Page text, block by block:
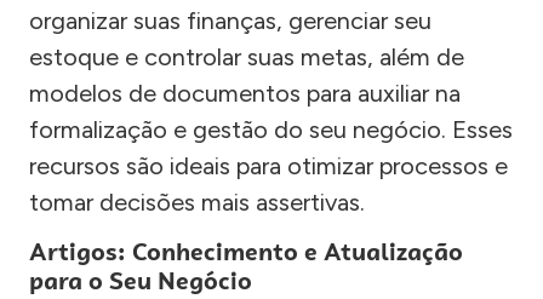
organizar suas finanças, gerenciar seu
estoque e controlar suas metas, além de
modelos de documentos para auxiliar na
formalização e gestão do seu negócio. Esses
recursos são ideais para otimizar processos e
tomar decisões mais assertivas.
Artigos: Conhecimento e Atualização
para o Seu Negócio